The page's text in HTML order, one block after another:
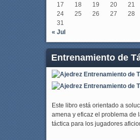
17
18 19 20 21
24
25 26 27 28
31
« Jul
Entrenamiento de
Este libro está orientado a
amena y eficaz el problema de
táctica para los jugadores